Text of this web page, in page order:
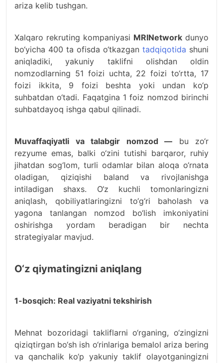
ariza kelib tushgan.
Xalqaro rekruting kompaniyasi MRINetwork dunyo
bo‘yicha 400 ta ofisda o‘tkazgan tadqiqotida shuni
aniqladiki, yakuniy taklifni olishdan oldin
nomzodlarning 51 foizi uchta, 22 foizi to‘rtta, 17
foizi ikkita, 9 foizi beshta yoki undan ko‘p
suhbatdan o‘tadi. Faqatgina 1 foiz nomzod birinchi
suhbatdayoq ishga qabul qilinadi.
Muvaffaqiyatli va talabgir nomzod — bu zo‘r
rezyume emas, balki o‘zini tutishi barqaror, ruhiy
jihatdan sog‘lom, turli odamlar bilan aloqa o‘rnata
oladigan, qiziqishi baland va rivojlanishga
intiladigan shaxs. O‘z kuchli tomonlaringizni
aniqlash, qobiliyatlaringizni to‘g‘ri baholash va
yagona tanlangan nomzod bo‘lish imkoniyatini
oshirishga yordam beradigan bir nechta
strategiyalar mavjud.
O‘z qiymatingizni aniqlang
1-bosqich: Real vaziyatni tekshirish
Mehnat bozoridagi takliflarni o‘rganing, o‘zingizni
qiziqtirgan bo‘sh ish o‘rinlariga bemalol ariza bering
va qanchalik ko‘p yakuniy taklif olayotganingizni